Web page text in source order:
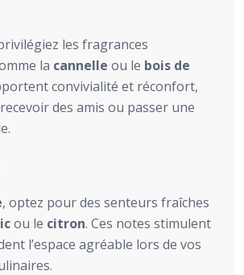
les fragrances
la cannelle ou le bois de
convivialité et réconfort,
des amis ou passer une
, optez pour des senteurs fraîches
ou le citron. Ces notes stimulent
l’espace agréable lors de vos